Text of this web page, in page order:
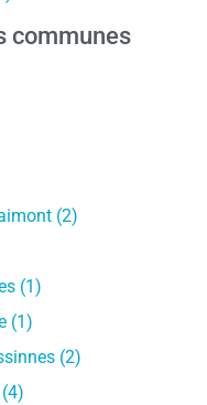
communes
(2)
(1)
(1)
(2)